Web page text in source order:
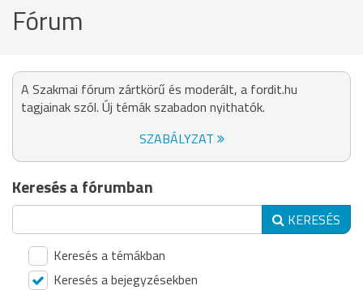
Fórum
A Szakmai fórum zártkörű és moderált, a fordit.hu
tagjainak szól. Új témák szabadon nyithatók.
SZABÁLYZAT
Keresés a fórumban
KERESÉS
Keresés a témákban
Keresés a bejegyzésekben